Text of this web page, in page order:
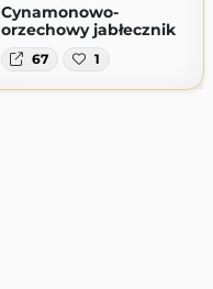
Cynamonowo-
orzechowy jabłecznik
67 1